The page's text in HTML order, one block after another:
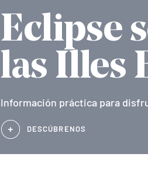
Eclipse
las Illes
Información práctica para
DESCÚBRENOS